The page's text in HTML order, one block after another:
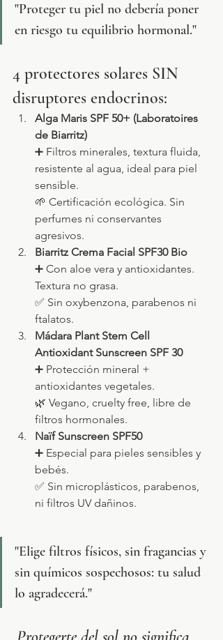
"Proteger tu piel no debería poner
en riesgo tu equilibrio hormonal."
4 protectores solares SIN
disruptores endocrinos:
Alga Maris SPF 50+ (Laboratoires
de Biarritz)
➕ Filtros minerales, textura fluida,
resistente al agua, ideal para piel
sensible.
🌱 Certificación ecológica. Sin
perfumes ni conservantes
agresivos.
Biarritz Crema Facial SPF30 Bio
➕ Con aloe vera y antioxidantes.
Textura no grasa.
✅ Sin oxybenzona, parabenos ni
ftalatos.
Mádara Plant Stem Cell
Antioxidant Sunscreen SPF 30
➕ Protección mineral +
antioxidantes vegetales.
🌿 Vegano, cruelty free, libre de
filtros hormonales.
Naïf Sunscreen SPF50
➕ Especial para pieles sensibles y
bebés.
✅ Sin microplásticos, parabenos,
ni filtros UV dañinos.
"Elige filtros físicos, sin fragancias y
sin químicos sospechosos: tu salud
lo agradecerá."